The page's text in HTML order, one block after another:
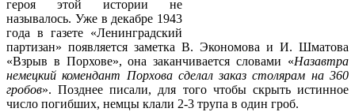
героя этой истории не
называлось. Уже в декабре 1943
года в газете «Ленинградский
партизан» появляется заметка В. Экономова и И. Шматова
«Взрыв в Порхове», она заканчивается словами «Назавтра
немецкий комендант Порхова сделал заказ столярам на 360
гробов». Позднее писали, для того чтобы скрыть истинное
число погибших, немцы клали 2-3 трупа в один гроб.